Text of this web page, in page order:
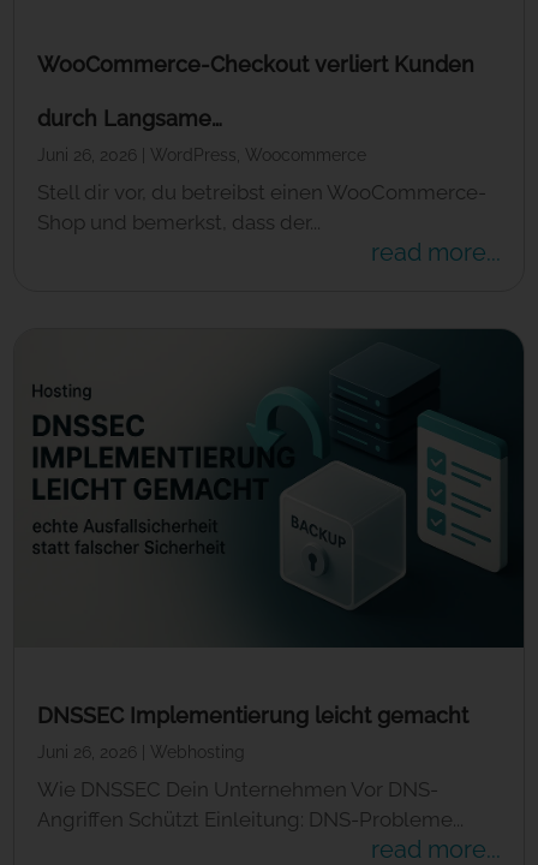
WooCommerce-Checkout verliert Kunden
durch Langsame…
Juni 26, 2026 WordPress Woocommerce
Stell dir vor, du betreibst einen WooCommerce-
Shop und bemerkst, dass der...
read more...
DNSSEC Implementierung leicht gemacht
Juni 26, 2026 Webhosting
Wie DNSSEC Dein Unternehmen Vor DNS-
Angriffen Schützt Einleitung: DNS-Probleme...
read more...